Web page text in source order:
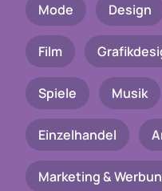
Mode Design
Film
Spiele Musik
Einzelhandel
Marketing &